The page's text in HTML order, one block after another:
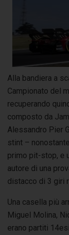
Alla bandiera a
Campionato del
recuperando
composto da
Alessandro Pier
stint –
primo pit-stop, e
autore di una
distacco di 3 giri
Una casella più
Miguel Molina,
erano partiti